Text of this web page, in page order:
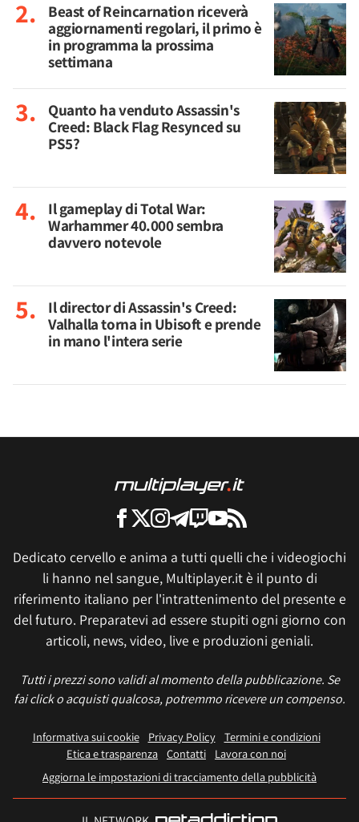
Beast of Reincarnation riceverà
aggiornamenti regolari, il primo è
in programma la prossima
settimana
Quanto ha venduto Assassin's
Creed: Black Flag Resynced su
PS5?
Il gameplay di Total War:
Warhammer 40.000 sembra
davvero notevole
Il director di Assassin's Creed:
Valhalla torna in Ubisoft e prende
in mano l'intera serie
Dedicato cervello e anima a tutti quelli che i videogiochi
li hanno nel sangue, Multiplayer.it è il punto di
riferimento italiano per l'intrattenimento del presente e
del futuro. Preparatevi ad essere stupiti ogni giorno con
articoli, news, video, live e produzioni geniali.
Tutti i prezzi sono validi al momento della pubblicazione. Se
fai click o acquisti qualcosa, potremmo ricevere un compenso.
Informativa sui cookie Privacy Policy
Termini e condizioni
Etica e trasparenza Contatti
Lavora con noi
Aggiorna le impostazioni di tracciamento della pubblicità